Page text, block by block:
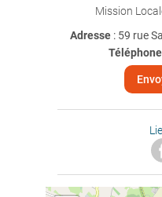
Mission
Adresse : 59 rue
Téléphone